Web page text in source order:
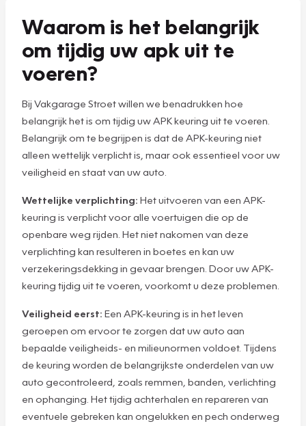
Waarom is het belangrijk
om tijdig uw apk uit te
voeren?
Bij Vakgarage Stroet willen we benadrukken hoe
belangrijk het is om tijdig uw APK keuring uit te voeren.
Belangrijk om te begrijpen is dat de APK-keuring niet
alleen wettelijk verplicht is, maar ook essentieel voor uw
veiligheid en staat van uw auto.
Wettelijke verplichting: Het uitvoeren van een APK-
keuring is verplicht voor alle voertuigen die op de
openbare weg rijden. Het niet nakomen van deze
verplichting kan resulteren in boetes en kan uw
verzekeringsdekking in gevaar brengen. Door uw APK-
keuring tijdig uit te voeren, voorkomt u deze problemen.
Veiligheid eerst: Een APK-keuring is in het leven
geroepen om ervoor te zorgen dat uw auto aan
bepaalde veiligheids- en milieunormen voldoet. Tijdens
de keuring worden de belangrijkste onderdelen van uw
auto gecontroleerd, zoals remmen, banden, verlichting
en ophanging. Het tijdig achterhalen en repareren van
eventuele gebreken kan ongelukken en pech onderweg